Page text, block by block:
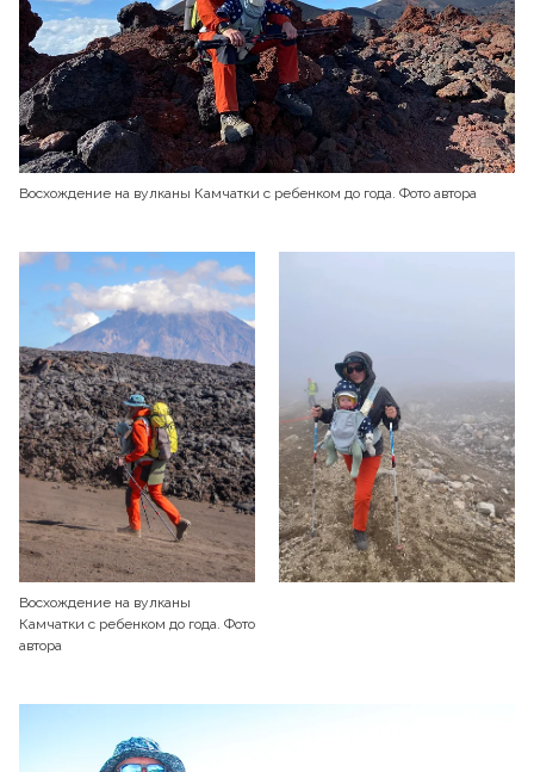
Восхождение на вулканы Камчатки с ребенком до года. Фото автора
Восхождение на вулканы
Камчатки с ребенком до года. Фото
автора